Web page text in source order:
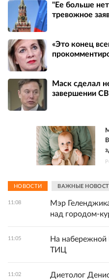
"Ее больше
тревожное
«Это конец
Маск сделал
завершении
НОВОСТИ ВАЖНЫЕ
11:08
Мэр
над городом-
11:05
На набережной
ТИЦ
11:02
Диетолог